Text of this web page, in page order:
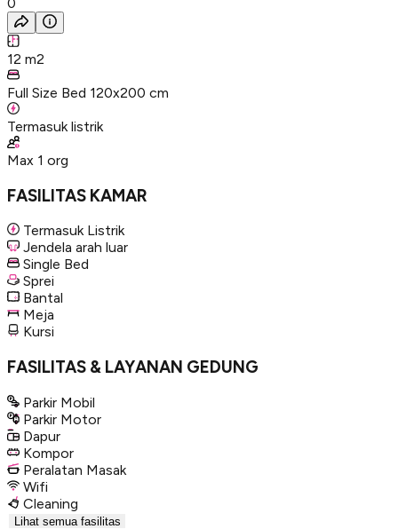
12 m2
Full Size Bed 120x200 cm
Termasuk listrik
Max 1 org
FASILITAS KAMAR
Termasuk Listrik
Jendela arah luar
Single Bed
Sprei
Bantal
Meja
Kursi
FASILITAS & LAYANAN GEDUNG
Parkir Mobil
Parkir Motor
Dapur
Kompor
Peralatan Masak
Wifi
Cleaning
Lihat semua fasilitas